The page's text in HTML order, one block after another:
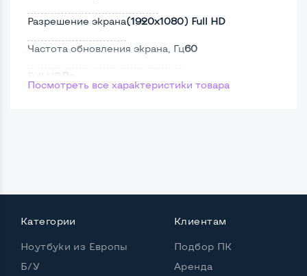
Разрешение экрана(1920х1080) Full HD
Частота обновления экрана, Гц60
Full HD Да
Мощность:
Количество ядер / потоков 4 ядра / 8 потоков
Посмотреть все характеристики товара
Категории
Ноутбуки из Европы
Б/У
Клиентам
Подбор ПК
Аренда